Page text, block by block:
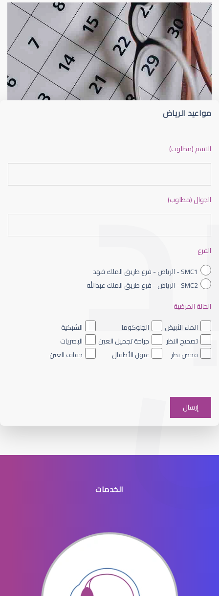
شعيرة الجفن أو الجُدجد (Stye)
الجراحة التجميلية للعين
العمليات التجميلية للعين
الجراحة التجميلية للعيون
جراحه تجميل العيون
جراحة تجميل العينين
مواعيد الرياض
الاسم (مطلوب)
الجوال (مطلوب)
الفرع
SMC1 - الرياض - فرع طريق الملك فهد
SMC2 - الرياض - فرع طريق الملك عبدالله
الحالة المرضية
الماء الأبيض
الجلوكوما
الشبكية
تصحيح النظر
جراحة تجميل العين
البصريات
فحص نظر
عيون الأطفال جفاف العين
الخدمات